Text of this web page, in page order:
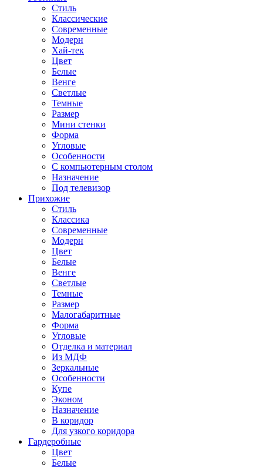
Стиль
Классические
Современные
Модерн
Хай-тек
Цвет
Белые
Венге
Светлые
Темные
Размер
Мини стенки
Форма
Угловые
Особенности
С компьютерным столом
Назначение
Под телевизор
Прихожие
Стиль
Классика
Современные
Модерн
Цвет
Белые
Венге
Светлые
Темные
Размер
Малогабаритные
Форма
Угловые
Отделка и материал
Из МДФ
Зеркальные
Особенности
Купе
Эконом
Назначение
В коридор
Для узкого коридора
Гардеробные
Цвет
Белые